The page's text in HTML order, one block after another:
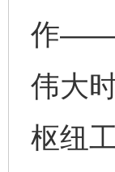
作——
伟大
枢纽